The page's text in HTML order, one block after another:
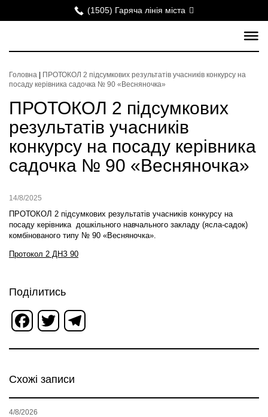
(1505) Гаряча лінія міста
Головна
ПРОТОКОЛ 2 підсумкових результатів учасників конкурсу на
посаду керівника садочка № 90 «Весняночка»
ПРОТОКОЛ 2 підсумкових
результатів учасників
конкурсу на посаду керівника
садочка № 90 «Весняночка»
14/8/2025
ПРОТОКОЛ 2 підсумкових результатів учасників конкурсу на
посаду керівника дошкільного навчального закладу (ясла-садок)
комбінованого типу № 90 «Весняночка».
Протокол 2 ДНЗ 90
Поділитись
Facebook
Twitter
Схожі записи
4/8/2026